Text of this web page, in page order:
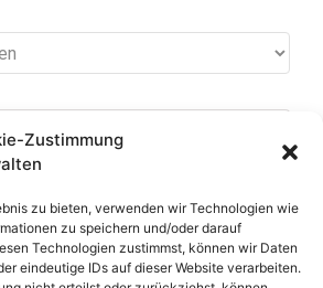
Zustimmung
zu bieten, verwenden wir Technologien wie
zu speichern und/oder darauf
Technologien zustimmst, können wir Daten
eindeutige IDs auf dieser Website verarbeiten.